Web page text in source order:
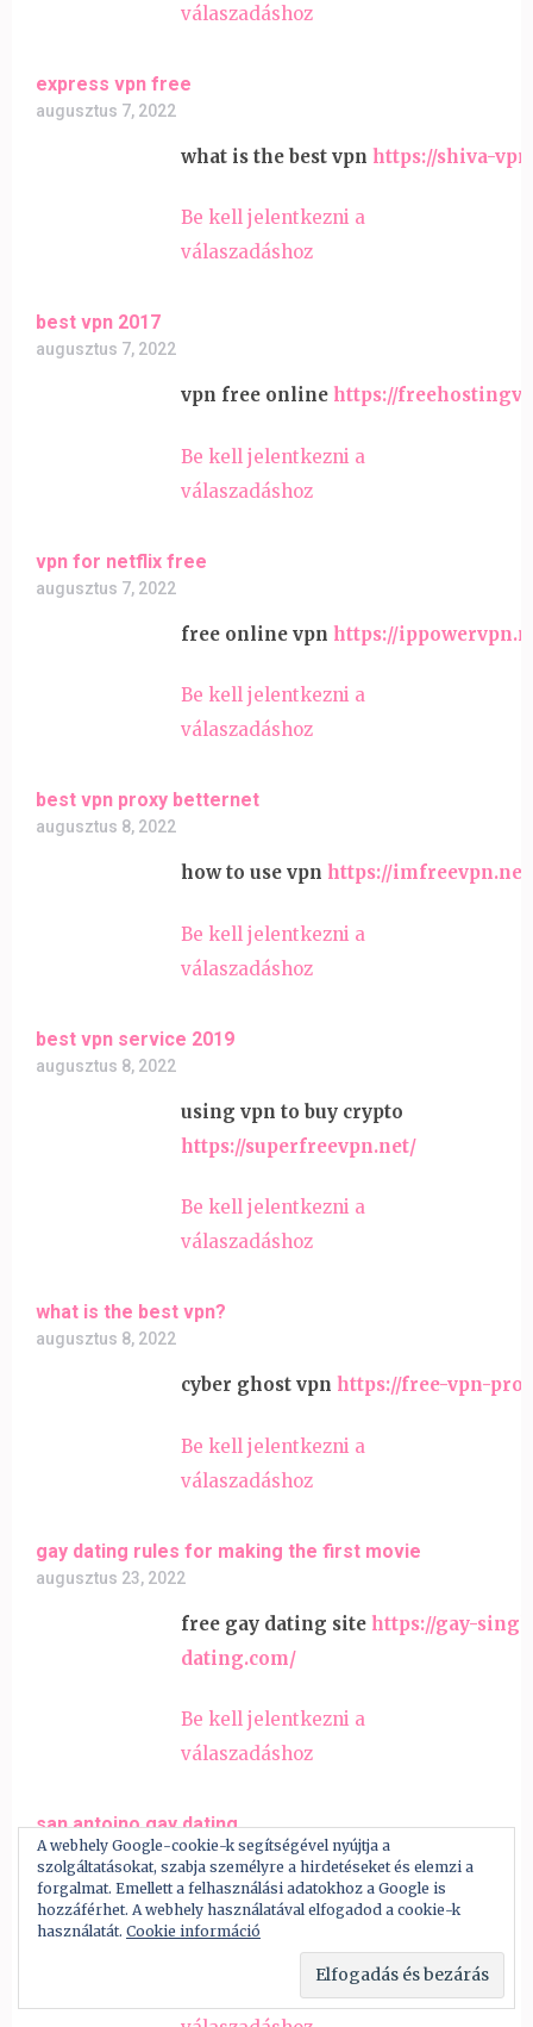
válaszadáshoz
express vpn free
augusztus 7, 2022
what is the best vpn https://shiva-
Be kell jelentkezni a
válaszadáshoz
best vpn 2017
augusztus 7, 2022
vpn free online https://
Be kell jelentkezni a
válaszadáshoz
vpn for netflix free
augusztus 7, 2022
free online vpn https://
Be kell jelentkezni a
válaszadáshoz
best vpn proxy betternet
augusztus 8, 2022
how to use vpn https://
Be kell jelentkezni a
válaszadáshoz
best vpn service 2019
augusztus 8, 2022
using vpn to buy crypto
https://superfreevpn.net/
Be kell jelentkezni a
válaszadáshoz
what is the best vpn?
augusztus 8, 2022
cyber ghost vpn https://free-vpn-
Be kell jelentkezni a
válaszadáshoz
gay dating rules for making the first movie
augusztus 23, 2022
free gay dating site https://gay-
dating.com/
Be kell jelentkezni a
válaszadáshoz
san antoino gay dating
augusztus 23, 2022
phone number dating gay
https://gayedating.com/
Be kell jelentkezni a
A webhely Google-cookie-k segítségével nyújtja a
szolgáltatásokat, szabja személyre a hirdetéseket és elemzi a
forgalmat. Emellett a felhasználási adatokhoz a Google is
hozzáférhet. A webhely használatával elfogadod a cookie-k
használatát. Cookie információ